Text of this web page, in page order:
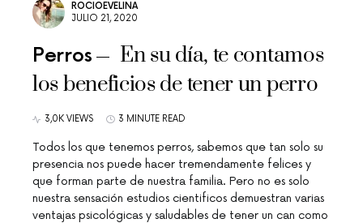
ROCIOEVELINA
JULIO 21, 2020
Perros
En su día, te contamos
los beneficios de tener un perro
3,0K VIEWS 3 MINUTE READ
Todos los que tenemos perros, sabemos que tan solo su
presencia nos puede hacer tremendamente felices y
que forman parte de nuestra familia. Pero no es solo
nuestra sensación estudios cientificos demuestran varias
ventajas psicológicas y saludables de tener un can como